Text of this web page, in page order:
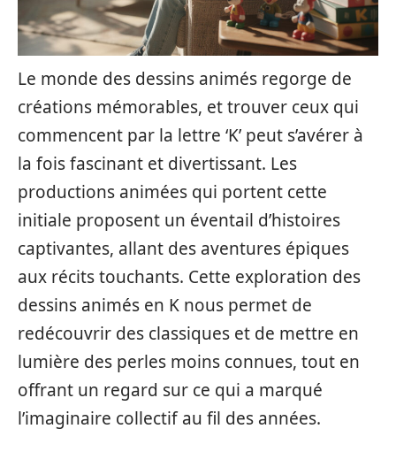
Le monde des dessins animés regorge de
créations mémorables, et trouver ceux qui
commencent par la lettre ‘K’ peut s’avérer à
la fois fascinant et divertissant. Les
productions animées qui portent cette
initiale proposent un éventail d’histoires
captivantes, allant des aventures épiques
aux récits touchants. Cette exploration des
dessins animés en K nous permet de
redécouvrir des classiques et de mettre en
lumière des perles moins connues, tout en
offrant un regard sur ce qui a marqué
l’imaginaire collectif au fil des années.